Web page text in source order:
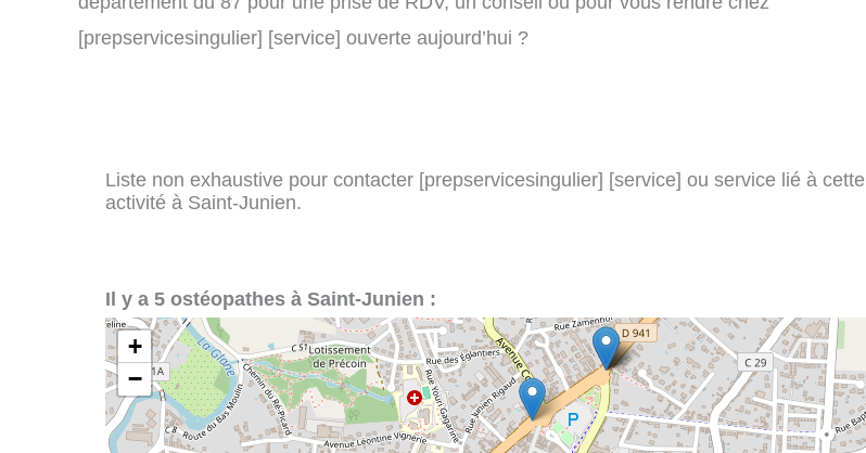
[prepservicesingulier] [service] ouverte aujourd’hui ?
Liste non exhaustive pour contacter [prepservicesingulier] [service] ou service lié à cette
activité à Saint-Junien.
Il y a 5 ostéopathes à Saint-Junien :
+
−